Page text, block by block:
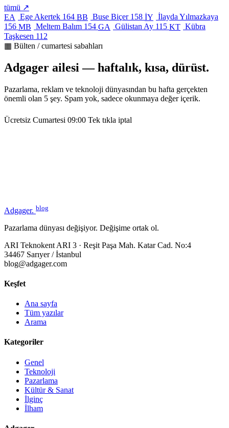
tümü ↗
EA
Ege Akertek 164 BB Buse Biçer 158 İY İlayda Yılmazkaya
156 MB Meltem Balım 154 GA Gülistan Ay 115 KT Kübra
Taşkesen 112
▦ Bülten / cumartesi sabahları
Adgager ailesi — haftalık, kısa, dürüst.
Pazarlama, reklam ve teknoloji dünyasından bu hafta gerçekten
önemli olan 5 şey. Spam yok, sadece okunmaya değer içerik.
Ücretsiz Cumartesi 09:00 Tek tıkla iptal
Adgager. blog
Pazarlama dünyası değişiyor. Değişime ortak ol.
ARI Teknokent ARI 3 · Reşit Paşa Mah. Katar Cad. No:4
34467 Sarıyer / İstanbul
blog@adgager.com
Keşfet
Ana sayfa
Tüm yazılar
Arama
Kategoriler
Genel
Teknoloji
Pazarlama
Kültür & Sanat
İlginç
İlham